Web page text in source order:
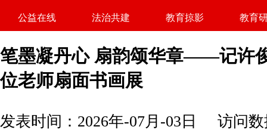
公益在线 法治共建 教育掠影 教育
笔墨凝丹心 扇韵颂华章——记许
位老师扇面书画展
发表时间：2026年-07月-03日 访问数